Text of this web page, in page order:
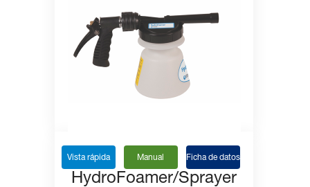
Vista rápida Manual Ficha de datos
HydroFoamer/Sprayer